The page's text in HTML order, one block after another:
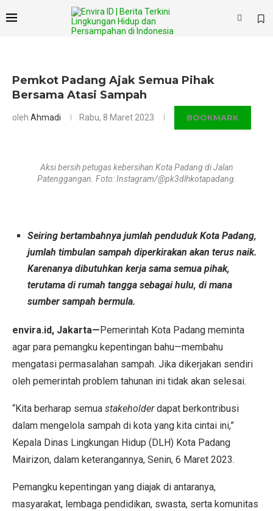
Pemkot Padang Ajak Semua Pihak
Bersama Atasi Sampah
oleh Ahmadi Rabu, 8 Maret 2023 BOOKMARK
Aksi bersih petugas kebersihan Kota Padang di Jalan
Patenggangan. Foto: Instagram/@pk3dlhkotapadang.
Seiring bertambahnya jumlah penduduk Kota Padang,
jumlah timbulan sampah diperkirakan akan terus naik.
Karenanya dibutuhkan kerja sama semua pihak,
terutama di rumah tangga sebagai hulu, di mana
sumber sampah bermula.
envira.id, Jakarta—Pemerintah Kota Padang meminta
agar para pemangku kepentingan bahu—membahu
mengatasi permasalahan sampah. Jika dikerjakan sendiri
oleh pemerintah problem tahunan ini tidak akan selesai.
“Kita berharap semua stakeholderdapat berkontribusi
dalam mengelola sampah di kota yang kita cintai ini,”
Kepala Dinas Lingkungan Hidup (DLH) Kota Padang
Mairizon, dalam keterangannya, Senin, 6 Maret 2023.
Pemangku kepentingan yang diajak di antaranya,
masyarakat, lembaga pendidikan, swasta, serta komunitas